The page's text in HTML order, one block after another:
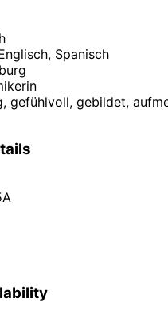
Spanisch
gefühlvoll, gebildet,